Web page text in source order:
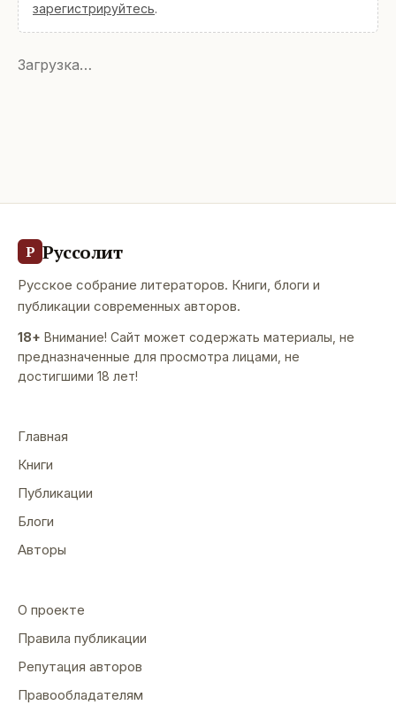
зарегистрируйтесь.
Загрузка…
Р Руссолит
Русское собрание литераторов. Книги, блоги и
публикации современных авторов.
18+ Внимание! Сайт может содержать материалы, не
предназначенные для просмотра лицами, не
достигшими 18 лет!
Главная
Книги
Публикации
Блоги
Авторы
О проекте
Правила публикации
Репутация авторов
Правообладателям